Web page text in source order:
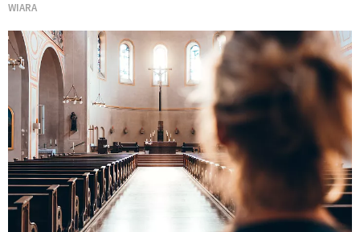
WIARA